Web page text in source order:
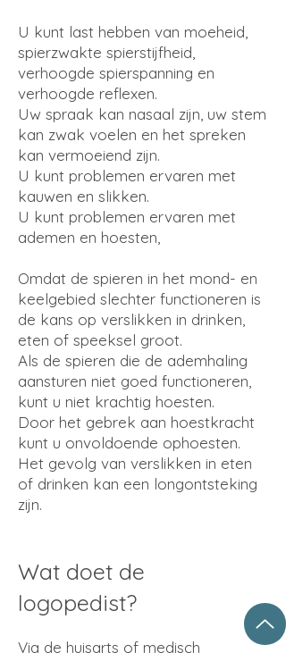
U kunt last hebben van moeheid,
spierzwakte spierstijfheid,
verhoogde spierspanning en
verhoogde reflexen.
Uw spraak kan nasaal zijn, uw stem
kan zwak voelen en het spreken
kan vermoeiend zijn.
U kunt problemen ervaren met
kauwen en slikken.
U kunt problemen ervaren met
ademen en hoesten,
Omdat de spieren in het mond- en
keelgebied slechter functioneren is
de kans op verslikken in drinken,
eten of speeksel groot.
Als de spieren die de ademhaling
aansturen niet goed functioneren,
kunt u niet krachtig hoesten.
Door het gebrek aan hoestkracht
kunt u onvoldoende ophoesten.
Het gevolg van verslikken in eten
of drinken kan een longontsteking
zijn.
Wat doet de
logopedist?
Via de huisarts of medisch